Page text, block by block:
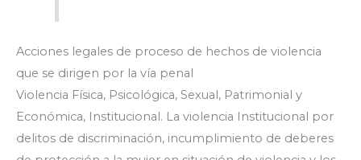
Acciones legales de proceso de hechos de violencia
que se dirigen por la vía penal
Violencia Física, Psicológica, Sexual, Patrimonial y
Económica, Institucional. La violencia Institucional por
delitos de discriminación, incumplimiento de deberes